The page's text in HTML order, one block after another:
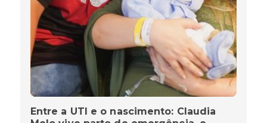
Entre a UTI e o nascimento: Claudia